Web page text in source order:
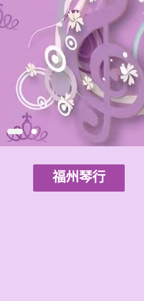
福州琴行